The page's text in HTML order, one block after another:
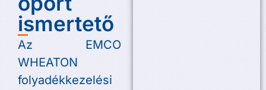
ismertető
Az EMCO
WHEATON
folyadékkezelési